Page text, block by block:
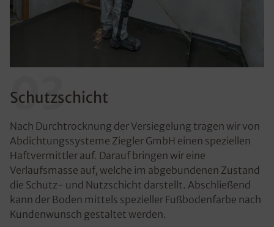
03
Schutzschicht
Nach Durchtrocknung der Versiegelung tragen wir von
Abdichtungssysteme Ziegler GmbH einen speziellen
Haftvermittler auf. Darauf bringen wir eine
Verlaufsmasse auf, welche im abgebundenen Zustand
die Schutz- und Nutzschicht darstellt. Abschließend
kann der Boden mittels spezieller Fußbodenfarbe nach
Kundenwunsch gestaltet werden.